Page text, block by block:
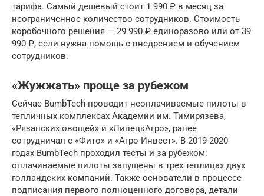
тарифа. Самый дешевый стоит 1 990 ₽ в месяц за
неограниченное количество сотрудников. Стоимость
коробочного решения — 29 990 ₽ единоразово или от 39
990 ₽, если нужна помощь с внедрением и обучением
сотрудников.
«Жужжать» проще за рубежом
Сейчас BumbTech проводит неоплачиваемые пилоты в
тепличных комплексах Академии им. Тимирязева,
«Рязанских овощей» и «ЛипецкАгро», ранее
сотрудничал с «Фито» и «Агро-Инвест». В 2019-2020
годах BumbTech проходил тесты и за рубежом:
оплачиваемые пилоты запущены в трех теплицах двух
голландских компаний. Также основатели в процессе
подписания первого полноценного договора, детали